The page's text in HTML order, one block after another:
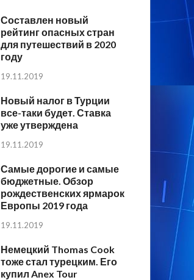
Составлен новый
рейтинг опасных стран
для путешествий в 2020
году
19.11.2019
Новый налог в Турции
все-таки будет. Ставка
уже утверждена
19.11.2019
Самые дорогие и самые
бюджетные. Обзор
рождественских ярмарок
Европы 2019 года
19.11.2019
Немецкий Thomas Cook
тоже стал турецким. Его
купил Anex Tour